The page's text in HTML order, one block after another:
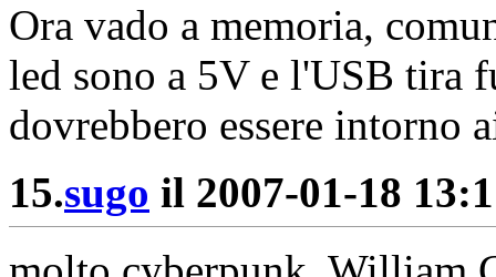
Ora vado a memoria,
led sono a 5V e l'USB tira
dovrebbero essere intorno
15.sugo il 2007-01-18